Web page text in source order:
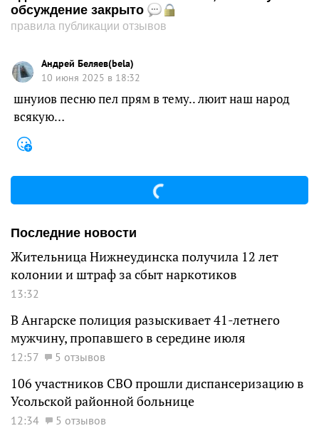
обсуждение закрыто
правила публикации отзывов
Андрей Беляев(bela)
10 июня 2025 в 18:32
шнуиов песню пел прям в тему.. люит наш народ
всякую…
Последние новости
Жительница Нижнеудинска получила 12 лет
колонии и штраф за сбыт наркотиков
13:32
В Ангарске полиция разыскивает 41-летнего
мужчину, пропавшего в середине июля
12:57 5 отзывов
106 участников СВО прошли диспансеризацию в
Усольской районной больнице
12:34 5 отзывов